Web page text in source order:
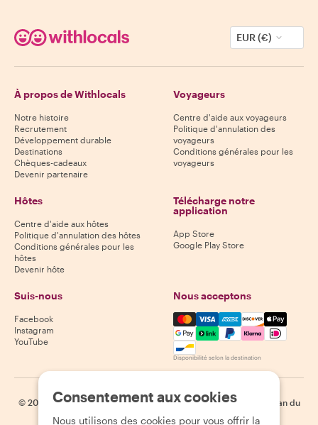
EUR (€)
À propos de Withlocals
Notre histoire
Recrutement
Développement durable
Destinations
Chèques-cadeaux
Devenir partenaire
Voyageurs
Centre d'aide aux voyageurs
Politique d'annulation des
voyageurs
Conditions générales pour les
voyageurs
Hôtes
Centre d'aide aux hôtes
Politique d'annulation des hôtes
Conditions générales pour les
hôtes
Devenir hôte
Télécharge notre
application
App Store
Google Play Store
Suis-nous
Facebook
Instagram
YouTube
Nous acceptons
Mastercard, Visa, Amex,
Disponibilité selon la destination
© 2026 Withlocals.com | Politique de confidentialité | Cookies
Plan du
site
Consentement aux cookies
Nous utilisons des cookies pour vous offrir la